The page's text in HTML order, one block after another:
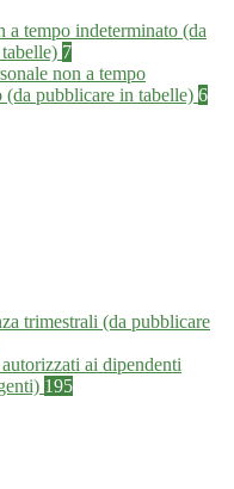
a tempo indeterminato (da
7
non a tempo
(da pubblicare in tabelle) 6
trimestrali (da pubblicare
ai dipendenti
195